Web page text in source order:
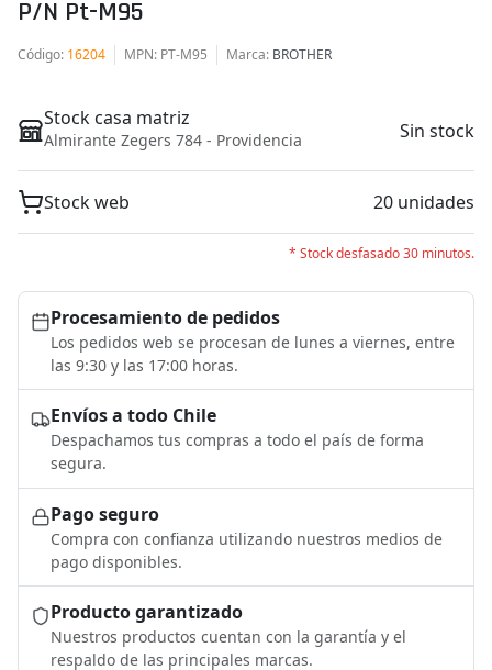
P/n Pt-M95
Código: 16204 MPN: PT-M95 Marca: BROTHER
Stock casa matriz
Almirante Zegers 784 - Providencia Sin stock
Stock web 20 unidades
* Stock desfasado 30 minutos.
Procesamiento de pedidos
Los pedidos web se procesan de lunes a viernes, entre
las 9:30 y las 17:00 horas.
Envíos a todo Chile
Despachamos tus compras a todo el país de forma
segura.
Pago seguro
Compra con confianza utilizando nuestros medios de
pago disponibles.
Producto garantizado
Nuestros productos cuentan con la garantía y el
respaldo de las principales marcas.